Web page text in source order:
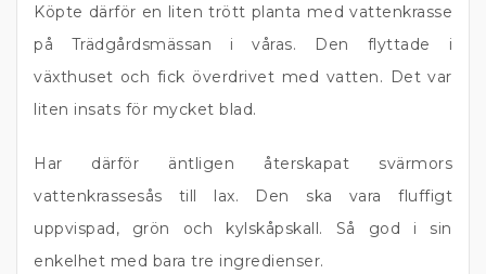
Köpte därför en liten trött planta med vattenkrasse
på Trädgårdsmässan i våras. Den flyttade i
växthuset och fick överdrivet med vatten. Det var
liten insats för mycket blad.
Har därför äntligen återskapat svärmors
vattenkrassesås till lax. Den ska vara fluffigt
uppvispad, grön och kylskåpskall. Så god i sin
enkelhet med bara tre ingredienser.